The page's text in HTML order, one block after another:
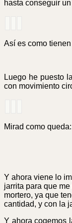
hasta conseguir
Así es como
Luego he puesto
con movimiento
Mirad como queda:
Y ahora viene lo
jarrita para que
mortero, ya que
cantidad, y con la
Y ahora cogemos